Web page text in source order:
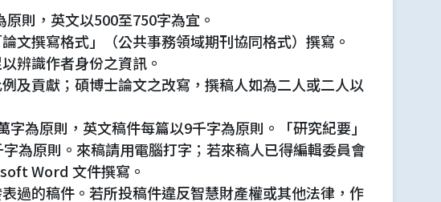
則，英文以500至750字為宜。
文撰寫格式」（公共事務領域期刊協同格式）撰寫。
辨識作者身份之資訊。
及貢獻；碩博士論文之改寫，撰稿人如為二人或二人以
為原則，英文稿件每篇以9千字為原則。「研究紀要」
為原則。來稿請用電腦打字；若來稿人已得編輯委員會
Word 文件撰寫。
過的稿件。若所投稿件違反智慧財產權或其他法律，作